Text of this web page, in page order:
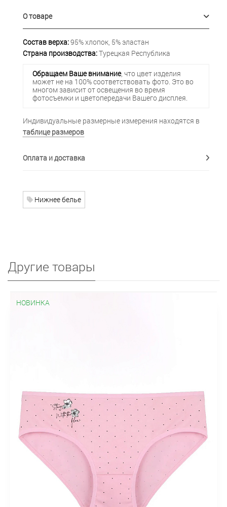
О товаре
Состав верха:95% хлопок, 5% эластан
Страна производства:Турецкая Республика
Обращаем Ваше внимание, что цвет изделия
может не на 100% соответствовать фото. Это во
многом зависит от освещения во время
фотосъемки и цветопередачи Вашего дисплея.
Индивидуальные размерные измерения находятся в
таблице размеров
Оплата и доставка
Нижнее белье
Другие товары
НОВИНКА